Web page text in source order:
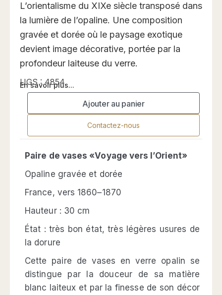
L’orientalisme du XIXe siècle transposé dans
la lumière de l’opaline. Une composition
gravée et dorée où le paysage exotique
devient image décorative, portée par la
profondeur laiteuse du verre.
En savoir plus...
UGS :4854
Ajouter au panier
Contactez-nous
Paire de vases «Voyage vers l’Orient»
Opaline gravée et dorée
France, vers 1860–1870
Hauteur : 30 cm
État : très bon état, très légères usures de
la dorure
Cette paire de vases en verre opalin se
distingue par la douceur de sa matière
blanc laiteux et par la finesse de son décor